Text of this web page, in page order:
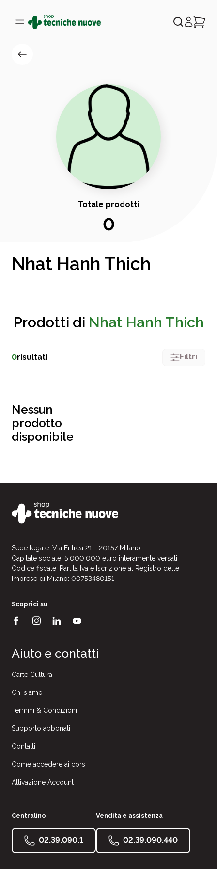
Totale prodotti
0
Nhat Hanh Thich
Prodotti di Nhat Hanh Thich
0risultati Filtri
Nessun
prodotto
disponibile
Sede legale: Via Eritrea 21 - 20157 Milano.
Capitale sociale: 5.000.000 euro interamente versati.
Codice fiscale, Partita Iva e Iscrizione al Registro delle
Imprese di Milano: 00753480151
Scoprici su
Aiuto e contatti
Carte Cultura
Chi siamo
Termini & Condizioni
Supporto abbonati
Contatti
Come accedere ai corsi
Attivazione Account
Centralino
02.39.090.1
Vendita e assistenza
02.39.090.440